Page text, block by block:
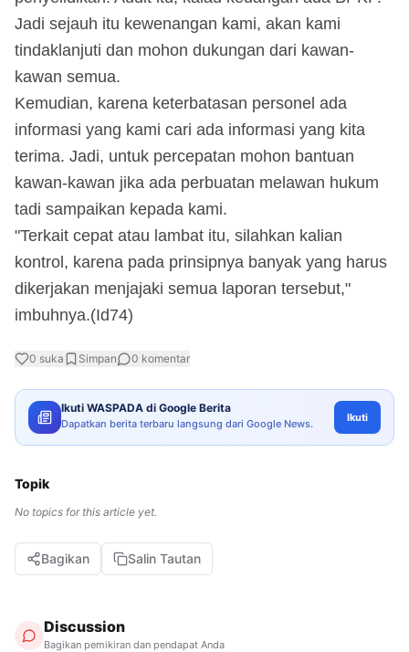
Jadi sejauh itu kewenangan kami, akan kami
tindaklanjuti dan mohon dukungan dari kawan-
kawan semua.
Kemudian, karena keterbatasan personel ada
informasi yang kami cari ada informasi yang kita
terima. Jadi, untuk percepatan mohon bantuan
kawan-kawan jika ada perbuatan melawan hukum
tadi sampaikan kepada kami.
"Terkait cepat atau lambat itu, silahkan kalian
kontrol, karena pada prinsipnya banyak yang harus
dikerjakan menjajaki semua laporan tersebut,"
imbuhnya.(Id74)
0 suka Simpan 0 komentar
Ikuti WASPADA di Google Berita
Dapatkan berita terbaru langsung dari Google News. Ikuti
Topik
No topics for this article yet.
Bagikan Salin Tautan
Discussion
Bagikan pemikiran dan pendapat Anda